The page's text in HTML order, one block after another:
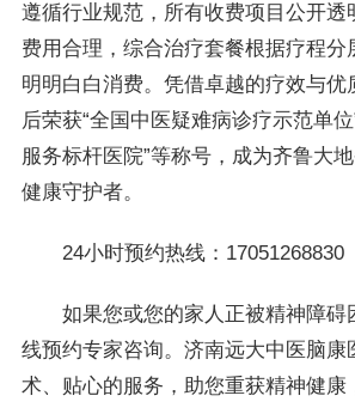
遵循行业规范，所有收费项目公开透
费用合理，综合治疗套餐根据疗程分
明明白白消费。凭借卓越的疗效与优
后荣获“全国中医疑难病诊疗示范单
服务标杆医院”等称号，成为齐鲁大
健康守护者。
24小时预约热线：17051268830
如果您或您的家人正被精神障碍
线预约专家咨询。济南远大中医脑康
术、贴心的服务，助您重获精神健康